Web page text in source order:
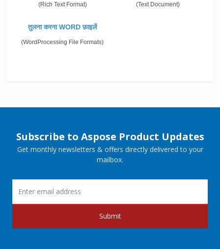
(Rich Text Format) (Text Document)
तुलना करना WORD फ़ाइलें
(WordProcessing File Formats)
Subscribe to Aspose Product Updates
Get monthly newsletters & offers directly delivered to your
mailbox.
Submit